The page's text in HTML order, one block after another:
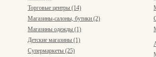
Торговые центры (14)
Магазины-салоны, бутики (2)
Магазины одежды (1)
Детские магазины (1)
Супермаркеты (25)